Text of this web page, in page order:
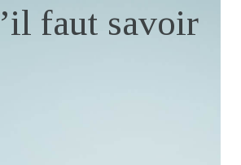
faut savoir